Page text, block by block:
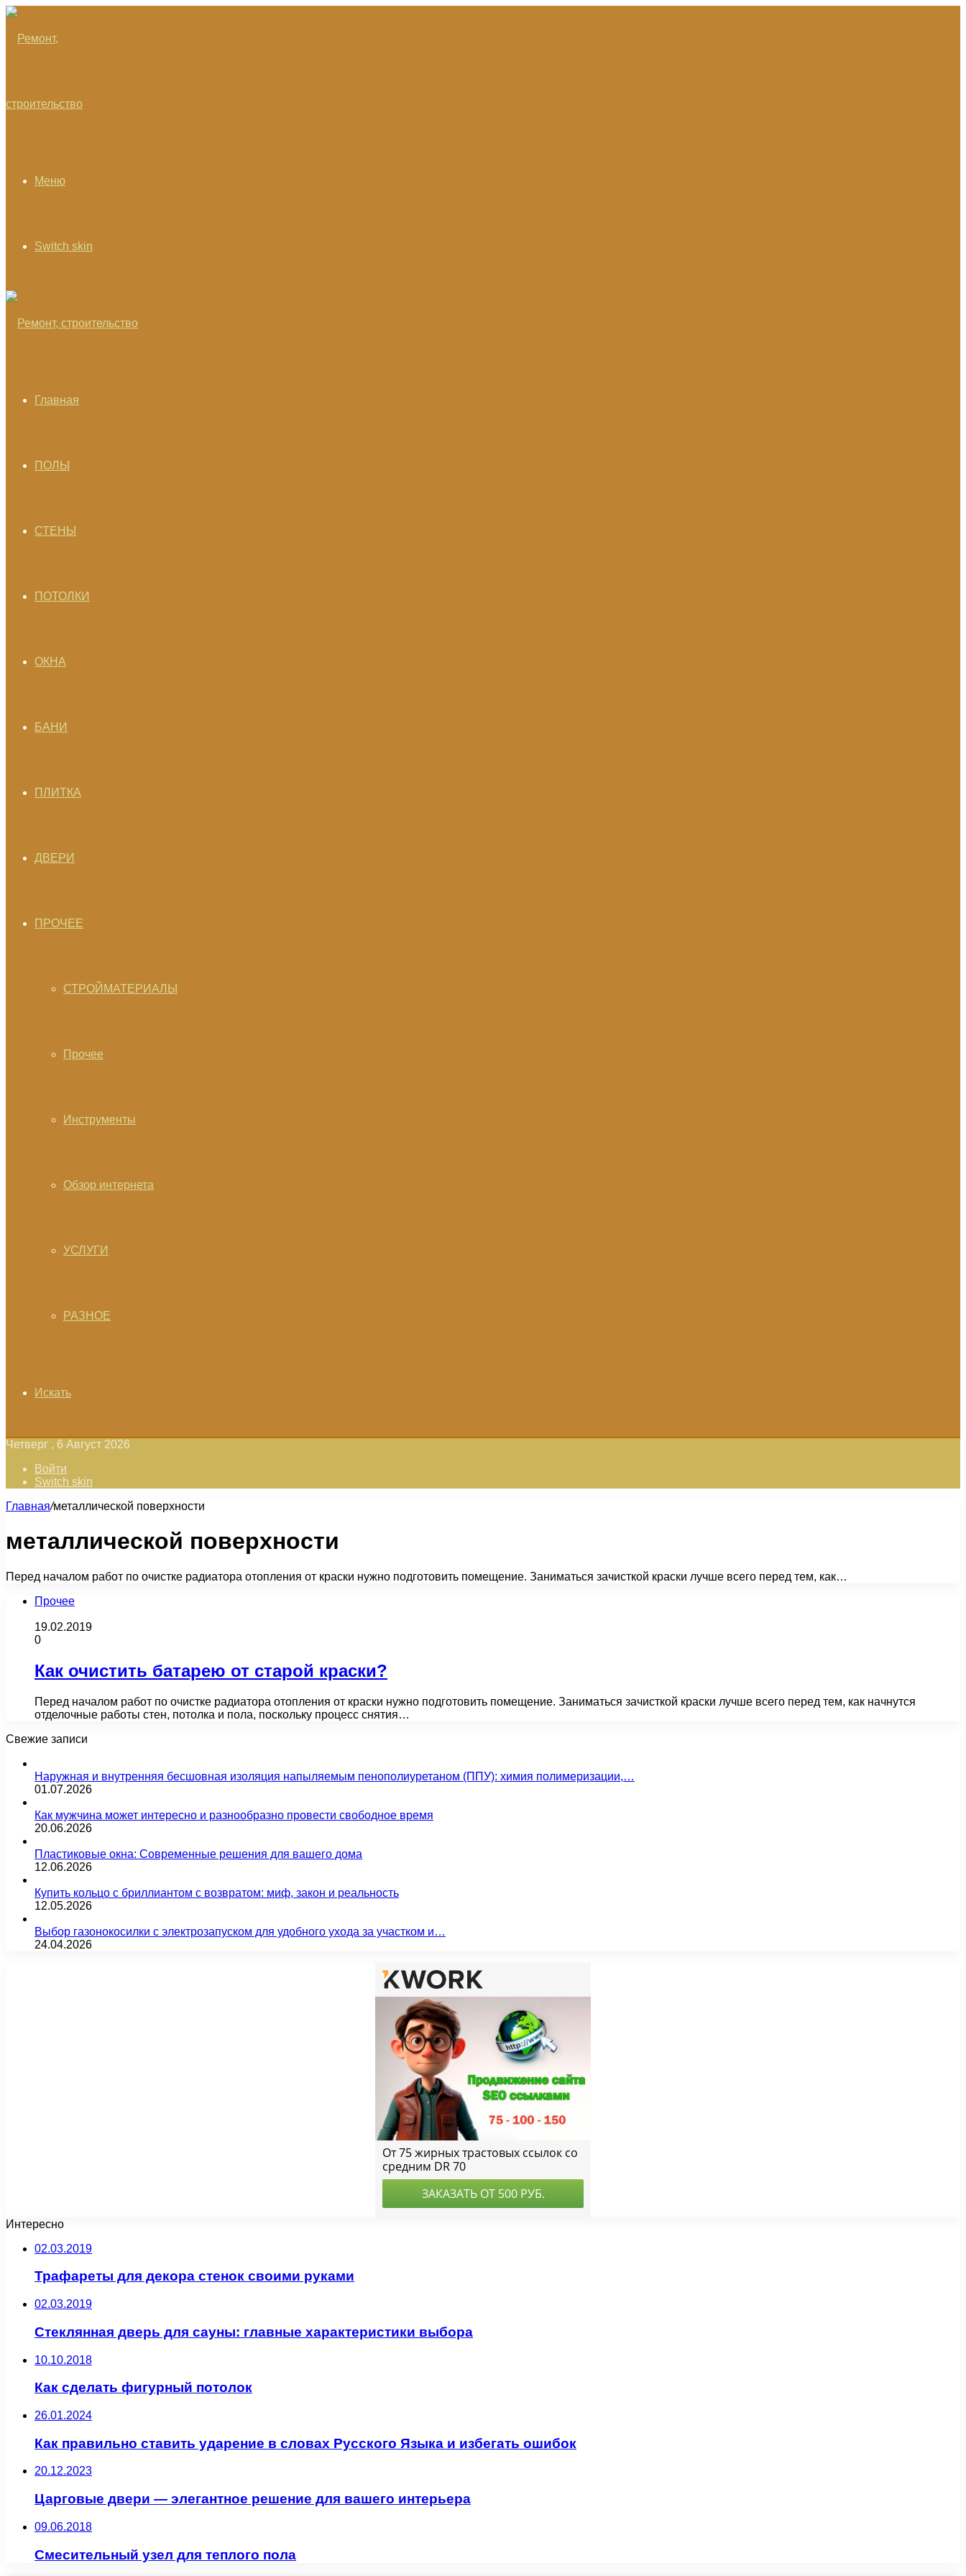
Меню
Switch skin
Главная
ПОЛЫ
СТЕНЫ
ПОТОЛКИ
ОКНА
БАНИ
ПЛИТКА
ДВЕРИ
ПРОЧЕЕ
СТРОЙМАТЕРИАЛЫ
Прочее
Инструменты
Обзор интернета
УСЛУГИ
РАЗНОЕ
Искать
Четверг , 6 Август 2026
Войти
Switch skin
Главная/металлической поверхности
металлической поверхности
Перед началом работ по очистке радиатора отопления от краски нужно подготовить помещение. Заниматься зачисткой краски лучше всего перед тем, как…
Прочее
19.02.2019
0
Как очистить батарею от старой краски?
Перед началом работ по очистке радиатора отопления от краски нужно подготовить помещение. Заниматься зачисткой краски лучше всего перед тем, как начнутся
отделочные работы стен, потолка и пола, поскольку процесс снятия…
Свежие записи
Наружная и внутренняя бесшовная изоляция напыляемым пенополиуретаном (ППУ): химия полимеризации,…
01.07.2026
Как мужчина может интересно и разнообразно провести свободное время
20.06.2026
Пластиковые окна: Современные решения для вашего дома
12.06.2026
Купить кольцо с бриллиантом с возвратом: миф, закон и реальность
12.05.2026
Выбор газонокосилки с электрозапуском для удобного ухода за участком и…
24.04.2026
Интересно
02.03.2019
Трафареты для декора стенок своими руками
02.03.2019
Стеклянная дверь для сауны: главные характеристики выбора
10.10.2018
Как сделать фигурный потолок
26.01.2024
Как правильно ставить ударение в словах Русского Языка и избегать ошибок
20.12.2023
Царговые двери — элегантное решение для вашего интерьера
09.06.2018
Смесительный узел для теплого пола